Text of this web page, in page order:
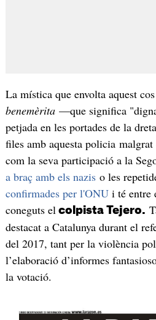
La mística que envolta aquest
benemèrita—que significa
petjada en les portades de la
files amb aquesta policia malgrat
com la seva participació a la
a braç amb els naziso les
confirmades per l'ONUi té entre
coneguts el colpista Tejero.
destacat a Catalunya durant el
del 2017, tant per la violència
l’elaboració d’informes
la votació.